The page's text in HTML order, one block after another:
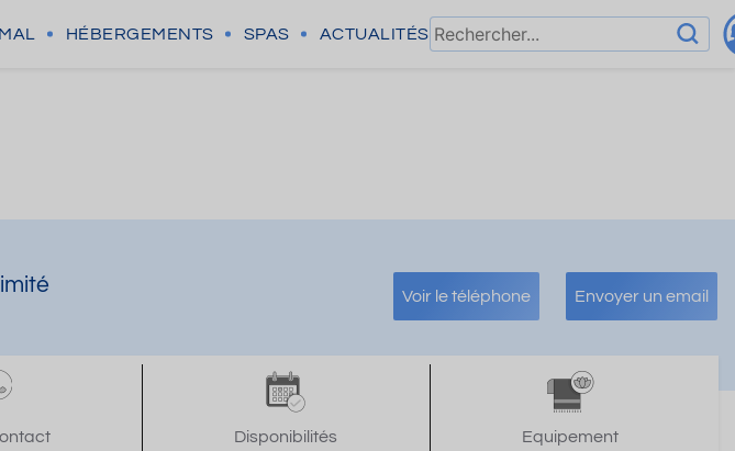
HÉBERGEMENTS SPAS ACTUALITÉS
Voir le téléphone Envoyer un email
Disponibilités Equipement